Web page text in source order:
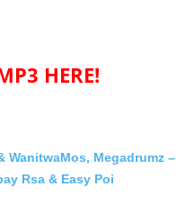
HERE!
WanitwaMos, Megadrumz –
Rsa & Easy Poi